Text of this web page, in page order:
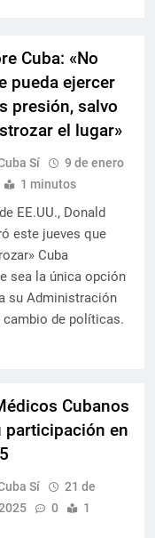
Cuba: «No
pueda ejercer
presión, salvo
el lugar»
Sí
9 de enero
1 minutos
EE.UU., Donald
este jueves que
Cuba
sea la única opción
su Administración
cambio de políticas.
Cubanos
participación en
Sí
21 de
0
1